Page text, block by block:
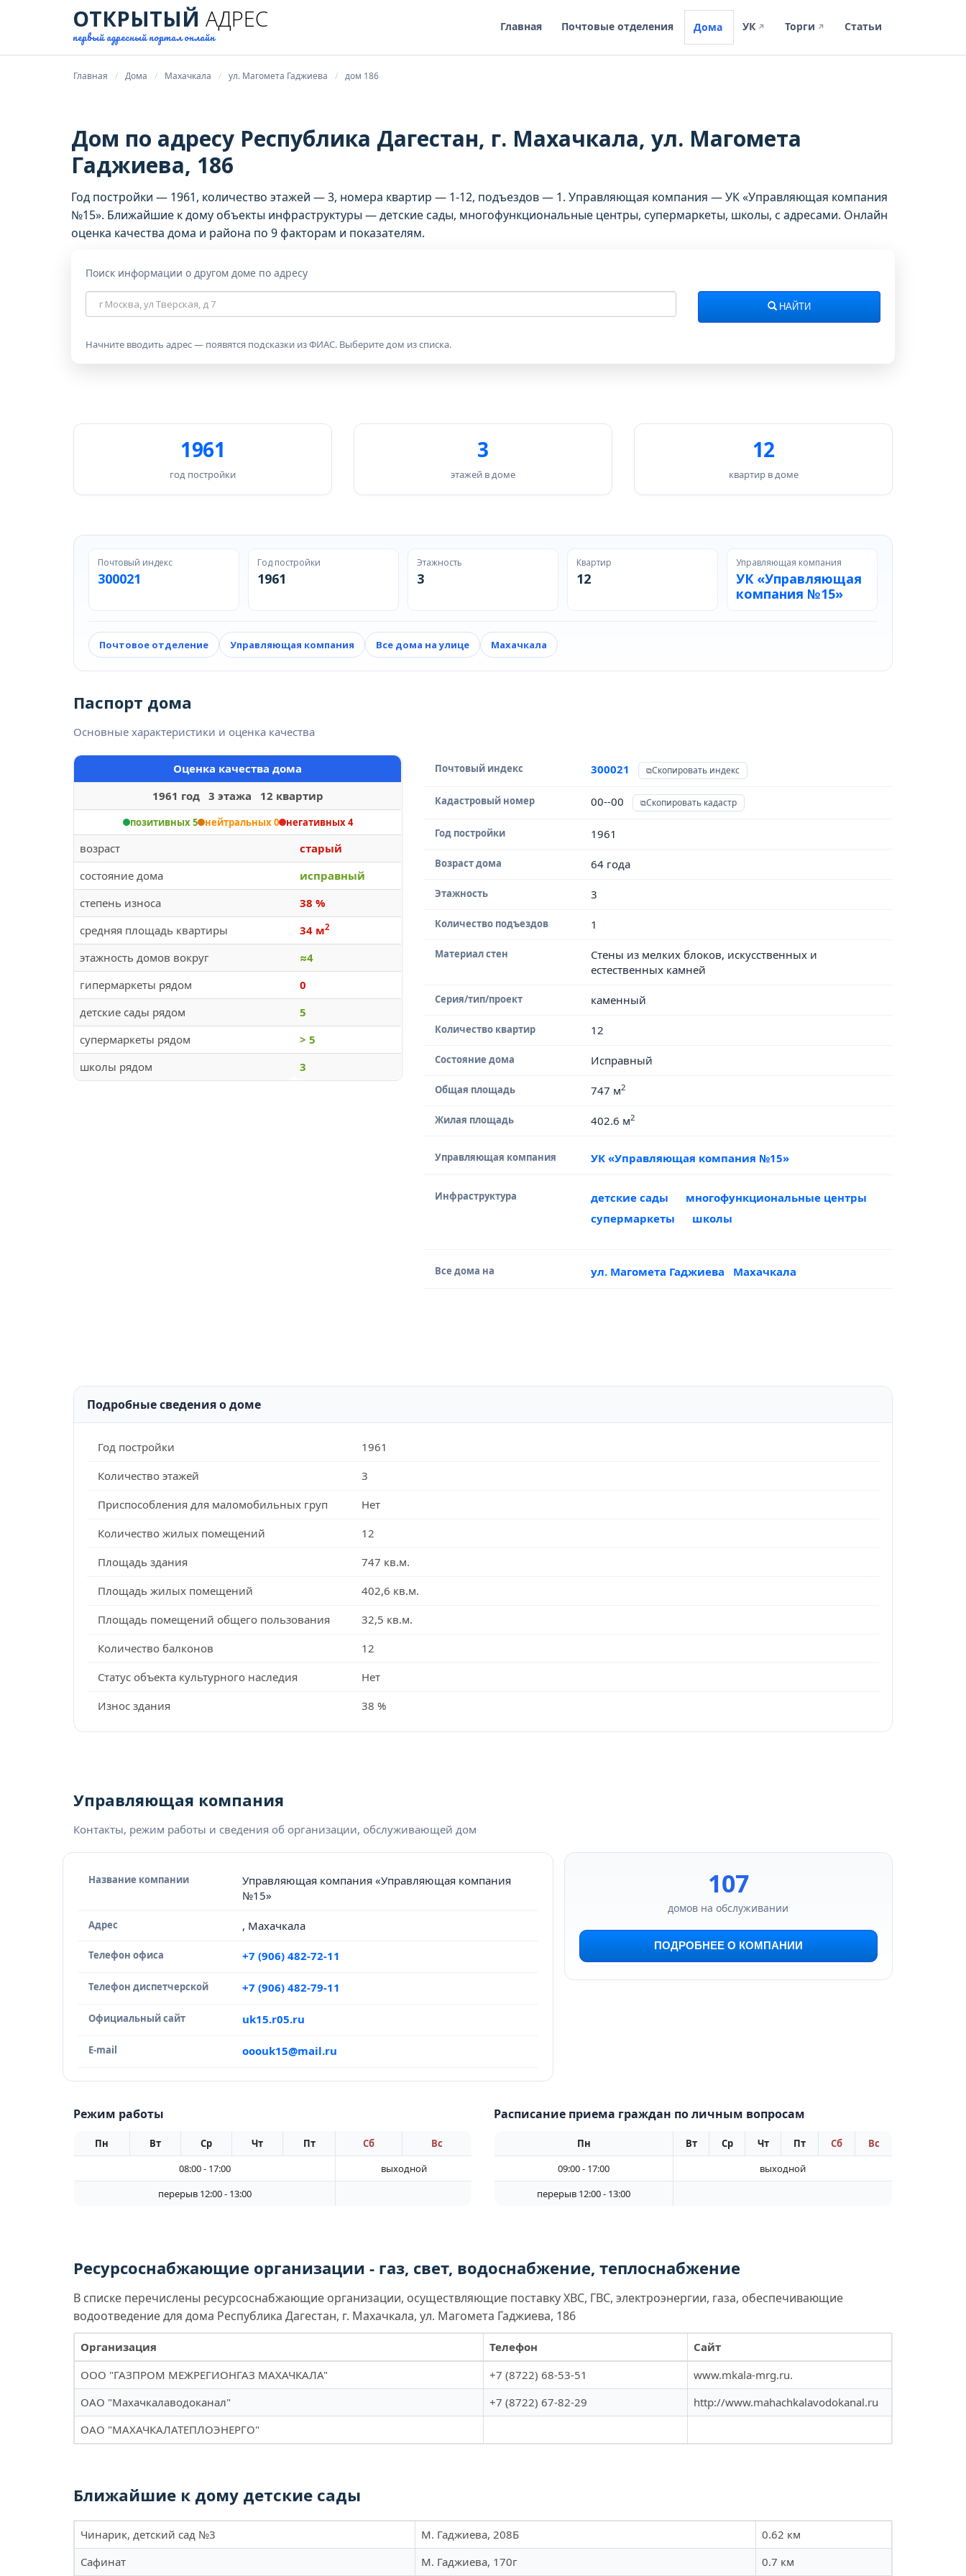
ОТКРЫТЫЙ АДРЕС
первый адресный портал онлайн
Главная Почтовые отделения Дома УК ↗ Торги ↗ Статьи
Главная Дома Махачкала ул. Магомета Гаджиева дом 186
Дом по адресу Республика Дагестан, г. Махачкала, ул. Магомета
Гаджиева, 186
Год постройки — 1961, количество этажей — 3, номера квартир — 1-12, подъездов — 1. Управляющая компания — УК «Управляющая компания
№15». Ближайшие к дому объекты инфраструктуры — детские сады, многофункциональные центры, супермаркеты, школы, с адресами. Онлайн
оценка качества дома и района по 9 факторам и показателям.
Поиск информации о другом доме по адресу
Адрес
дома
Начните вводить адрес — появятся подсказки из ФИАС. Выберите дом из списка.
НАЙТИ
1961
год постройки
3
этажей в доме
12
квартир в доме
Почтовый индекс
300021
Год постройки
1961
Этажность
3
Квартир
12
Управляющая компания
УК «Управляющая
компания №15»
Почтовое отделение Управляющая компания Все дома на улице Махачкала
Паспорт дома
Основные характеристики и оценка качества
Оценка качества дома
1961 год 3 этажа 12 квартир
позитивных 5 нейтральных 0 негативных 4
возраст
старый
состояние дома
исправный
степень износа
38 %
средняя площадь квартиры
34 м2
этажность домов вокруг
≈4
гипермаркеты рядом
0
детские сады рядом
5
супермаркеты рядом
> 5
школы рядом
3
Почтовый индекс 300021 Скопировать индекс
Кадастровый номер 00--00 Скопировать кадастр
Год постройки 1961
Возраст дома 64 года
Этажность 3
Количество подъездов 1
Материал стен
Стены из мелких блоков, искусственных и
естественных камней
Серия/тип/проект каменный
Количество квартир 12
Состояние дома Исправный
Общая площадь 747 м2
Жилая площадь 402.6 м2
Управляющая компания УК «Управляющая компания №15»
Инфраструктура детские сады
многофункциональные центры
супермаркеты
школы
Все дома на ул. Магомета Гаджиева Махачкала
Подробные сведения о доме
Год постройки
1961
Количество этажей
3
Приспособления для маломобильных груп
Нет
Количество жилых помещений
12
Площадь здания
747 кв.м.
Площадь жилых помещений
402,6 кв.м.
Площадь помещений общего пользования
32,5 кв.м.
Количество балконов
12
Статус объекта культурного наследия
Нет
Износ здания
38 %
Управляющая компания
Контакты, режим работы и сведения об организации, обслуживающей дом
Название компании
Управляющая компания «Управляющая компания
№15»
Адрес , Махачкала
Телефон офиса +7 (906) 482-72-11
Телефон диспетчерской +7 (906) 482-79-11
Официальный сайт uk15.r05.ru
E-mail ooouk15@mail.ru
107
домов на обслуживании
ПОДРОБНЕЕ О КОМПАНИИ
Режим работы
Пн Вт Ср Чт Пт Сб
Вс
08:00 - 17:00
выходной
перерыв 12:00 - 13:00
Расписание приема граждан по личным вопросам
Пн Вт Ср Чт Пт Сб
Вс
09:00 - 17:00
выходной
перерыв 12:00 - 13:00
Ресурсоснабжающие организации - газ, свет, водоснабжение, теплоснабжение
В списке перечислены ресурсоснабжающие организации, осуществляющие поставку ХВС, ГВС, электроэнергии, газа, обеспечивающие
водоотведение для дома Республика Дагестан, г. Махачкала, ул. Магомета Гаджиева, 186
Организация Телефон
Сайт
ООО "ГАЗПРОМ МЕЖРЕГИОНГАЗ МАХАЧКАЛА"
+7 (8722) 68-53-51
www.mkala-mrg.ru.
ОАО "Махачкалаводоканал"
+7 (8722) 67-82-29
http://www.mahachkalavodokanal.ru
ОАО "МАХАЧКАЛАТЕПЛОЭНЕРГО"
Ближайшие к дому детские сады
Чинарик, детский сад №3 М. Гаджиева, 208Б
0.62 км
Сафинат
М. Гаджиева, 170г 0.7 км